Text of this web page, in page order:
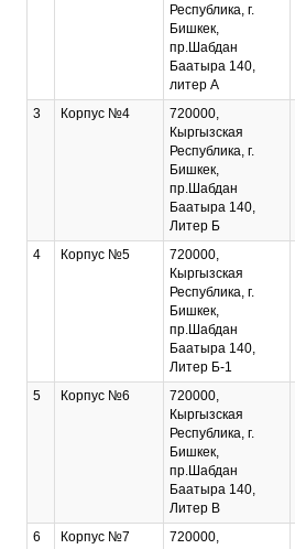
Республика, г.
Бишкек,
пр.Шабдан
Баатыра 140,
литер А
3 Корпус №4
720000,
Кыргызская
Республика, г.
Бишкек,
пр.Шабдан
Баатыра 140,
Литер Б
4 Корпус №5
720000,
Кыргызская
Республика, г.
Бишкек,
пр.Шабдан
Баатыра 140,
Литер Б-1
5 Корпус №6
720000,
Кыргызская
Республика, г.
Бишкек,
пр.Шабдан
Баатыра 140,
Литер В
6 Корпус №7
720000,